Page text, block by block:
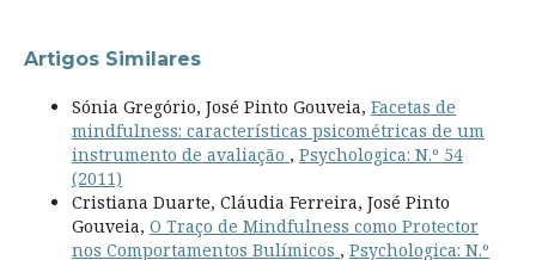
Artigos Similares
Sónia Gregório, José Pinto Gouveia, Facetas de
mindfulness: características psicométricas de um
instrumento de avaliação , Psychologica: N.º 54
(2011)
Cristiana Duarte, Cláudia Ferreira, José Pinto
Gouveia, O Traço de Mindfulness como Protector
nos Comportamentos Bulímicos , Psychologica: N.º